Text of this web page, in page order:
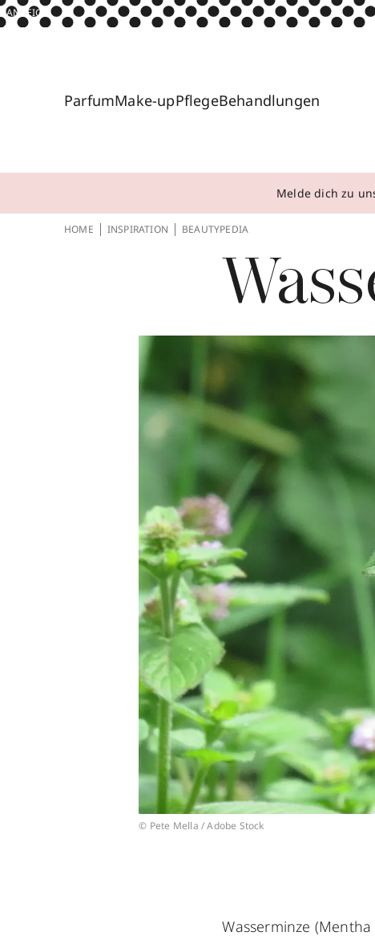
ANZEIGE
ParfumMake-upPflegeBehandlungen
Melde dich zu
HOME INSPIRATION BEAUTYPEDIA
© Pete Mella / Adobe Stock
Wasserminze